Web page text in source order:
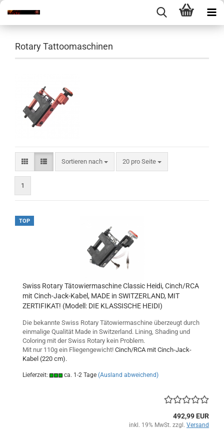
Rotary Tattoomaschinen
Sortieren nach
Sortieren nach 20 pro Seite
pro Seite
1
TOP
Swiss Rotary Tätowiermaschine Classic Heidi, Cinch/RCA
mit Cinch-Jack-Kabel, MADE in SWITZERLAND, MIT
ZERTIFIKAT! (Modell: DIE KLASSISCHE HEIDI)
Die bekannte Swiss Rotary Tätowiermaschine überzeugt durch
einmalige Qualität Made in Switzerland. Lining, Shading und
Coloring mit der Swiss Rotary kein Problem.
Mit nur 110g ein Fliegengewicht! Cinch/RCA mit Cinch-Jack-
Kabel (220 cm).
Lieferzeit: ca. 1-2 Tage (Ausland abweichend)
492,99 EUR
inkl. 19% MwSt. zzgl. Versand